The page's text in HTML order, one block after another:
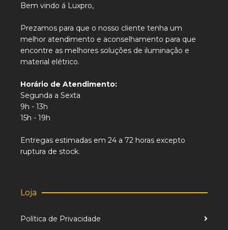
Bem vindo á Luxpro,
Prezamos para que o nosso cliente tenha um
melhor atendimento e aconselhamento para que
encontre as melhores soluções de iluminação e
material elétrico.
Horário de Atendimento:
Segunda a Sexta
9h - 13h
15h - 19h
Entregas estimadas em 24 a 72 horas excepto
ruptura de stock.
Loja
Política de Privacidade